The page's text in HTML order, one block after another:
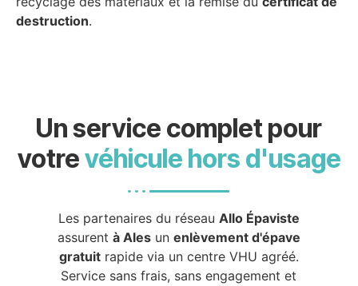
destruction.
Un service complet pour
votrevéhicule hors d'usage
Les partenaires du réseau Allo Épaviste
assurent à Alesun enlèvement d'épave
gratuitrapide via un centre VHU agréé.
Service sans frais, sans engagement et